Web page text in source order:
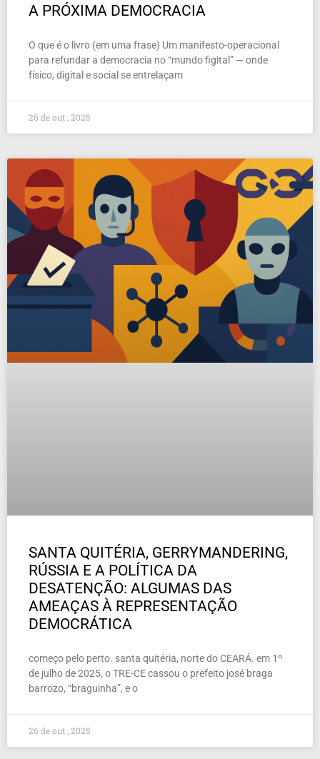
A PRÓXIMA DEMOCRACIA
O que é o livro (em uma frase) Um manifesto-operacional
para refundar a democracia no “mundo figital” — onde
físico, digital e social se entrelaçam
26 de out , 2025
SANTA QUITÉRIA, GERRYMANDERING,
RÚSSIA E A POLÍTICA DA
DESATENÇÃO: ALGUMAS DAS
AMEAÇAS À REPRESENTAÇÃO
DEMOCRÁTICA
começo pelo perto. santa quitéria, norte do CEARÁ. em 1º
de julho de 2025, o TRE-CE cassou o prefeito josé braga
barrozo, “braguinha”, e o
26 de out , 2025